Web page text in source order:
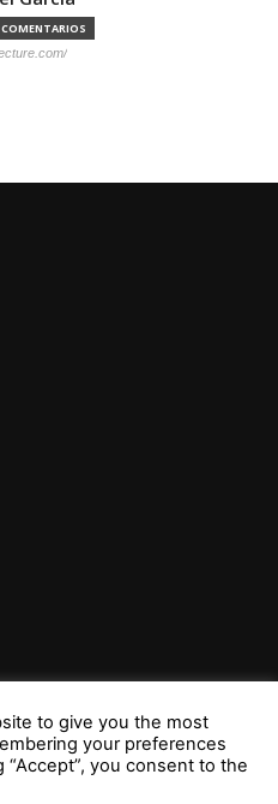
to give you the most
your preferences
you consent to the